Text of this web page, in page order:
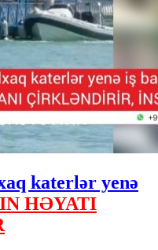
katerlər yenə
HƏYATI